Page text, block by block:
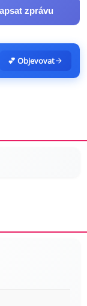
zprávu
💕 Objevovat